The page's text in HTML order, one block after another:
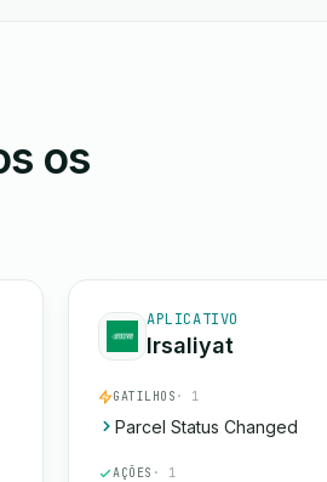
os
APLICATIVO
Irsaliyat
GATILHOS · 1
Parcel Status Changed
AÇÕES · 1